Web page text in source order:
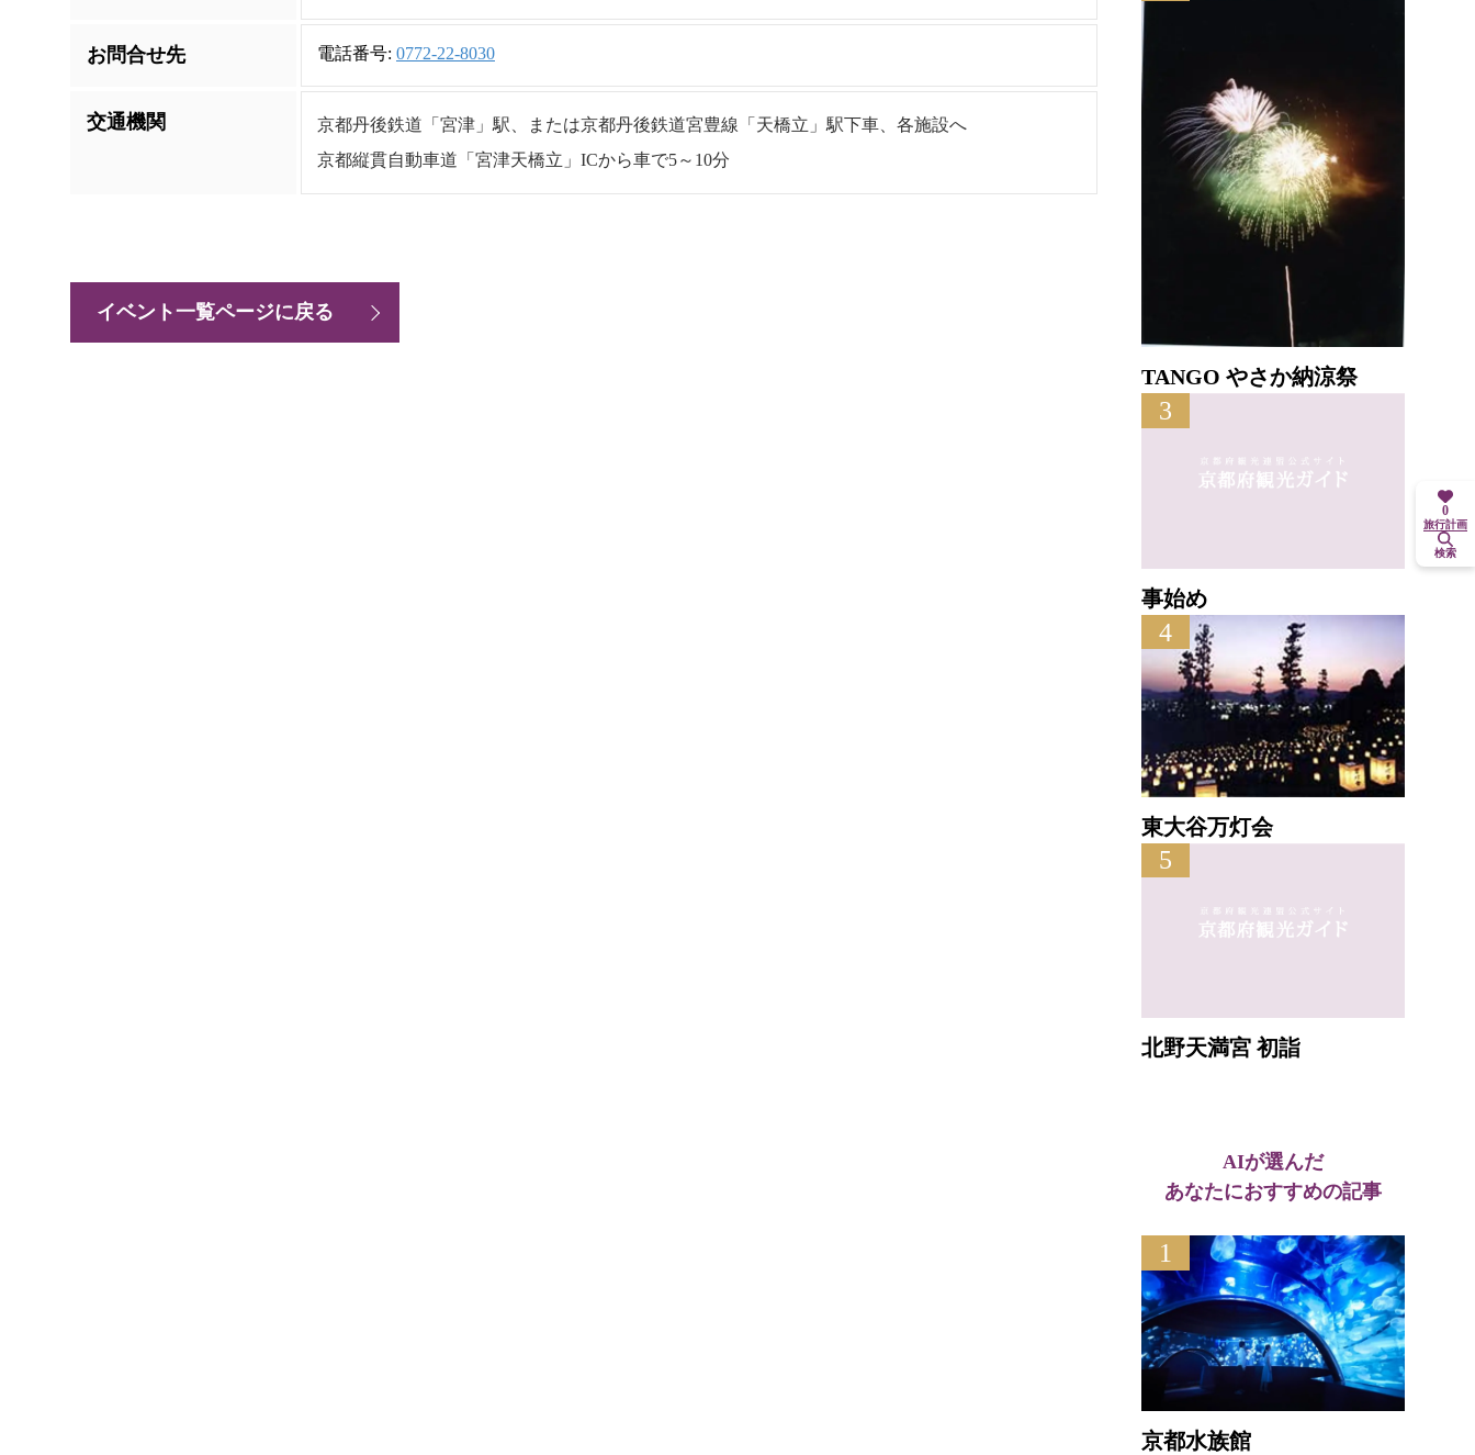
お問合せ先 電話番号: 0772-22-8030
交通機関
京都丹後鉄道「宮津」駅、または京都丹後鉄道宮豊線「天橋立」駅下車、各施設へ
京都縦貫自動車道「宮津天橋立」ICから車で5～10分
イベント一覧ページに戻る
TANGO やさか納涼祭
3
事始め
4
東大谷万灯会
5
北野天満宮 初詣
AIが選んだ
あなたにおすすめの記事
1
京都水族館
0
旅行計画
検索